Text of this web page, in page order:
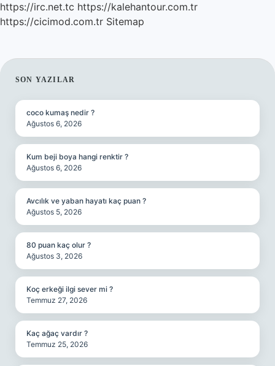
https://irc.net.tc https://kalehantour.com.tr
https://cicimod.com.tr Sitemap
SIDEBAR
SON YAZILAR
coco kumaş nedir ?
Ağustos 6, 2026
Kum beji boya hangi renktir ?
Ağustos 6, 2026
Avcılık ve yaban hayatı kaç puan ?
Ağustos 5, 2026
80 puan kaç olur ?
Ağustos 3, 2026
Koç erkeği ilgi sever mi ?
Temmuz 27, 2026
Kaç ağaç vardır ?
Temmuz 25, 2026